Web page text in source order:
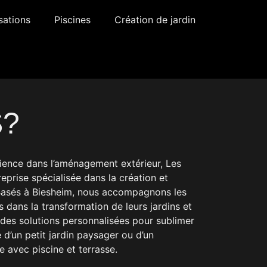
Piscines Création de jardin
dans l’aménagement extérieur, Les
spécialisée dans la création et
à Biesheim, nous accompagnons les
dans la transformation de leurs jardins et
solutions personnalisées pour sublimer
d’un petit jardin paysager ou d’un
avec piscine et terrasse.